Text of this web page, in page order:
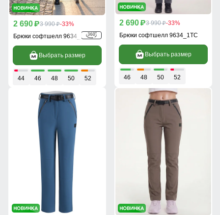
2 690 p3 990 p-33%
Брюки софтшелл 9634_1TS
Выбрать размер
44 46 48 50 52
2 690 p3 990 p-33%
Брюки софтшелл 9634_1TC
Выбрать размер
46 48 50 52